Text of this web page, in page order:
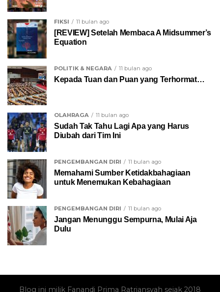
FIKSI 11 bulan ago
[REVIEW] Setelah Membaca A Midsummer’s
Equation
POLITIK & NEGARA 11 bulan ago
Kepada Tuan dan Puan yang Terhormat…
OLAHRAGA 11 bulan ago
Sudah Tak Tahu Lagi Apa yang Harus
Diubah dari Tim Ini
PENGEMBANGAN DIRI 11 bulan ago
Memahami Sumber Ketidakbahagiaan
untuk Menemukan Kebahagiaan
PENGEMBANGAN DIRI 11 bulan ago
Jangan Menunggu Sempurna, Mulai Aja
Dulu
Blog ini milik Fanandi Prima Ratriansyah sejak 2018